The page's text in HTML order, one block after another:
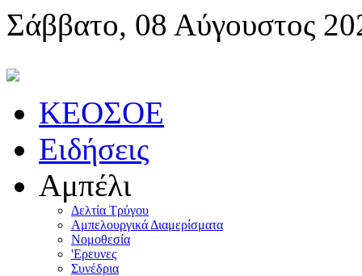
Σάββατο, 08 Αύγουστος
KEOΣOE
Ειδήσεις
Αμπέλι
Δελτία Τρύγου
Αμπελουργικά Διαμερίσματα
Nομοθεσία
'Eρευνες
Συνέδρια